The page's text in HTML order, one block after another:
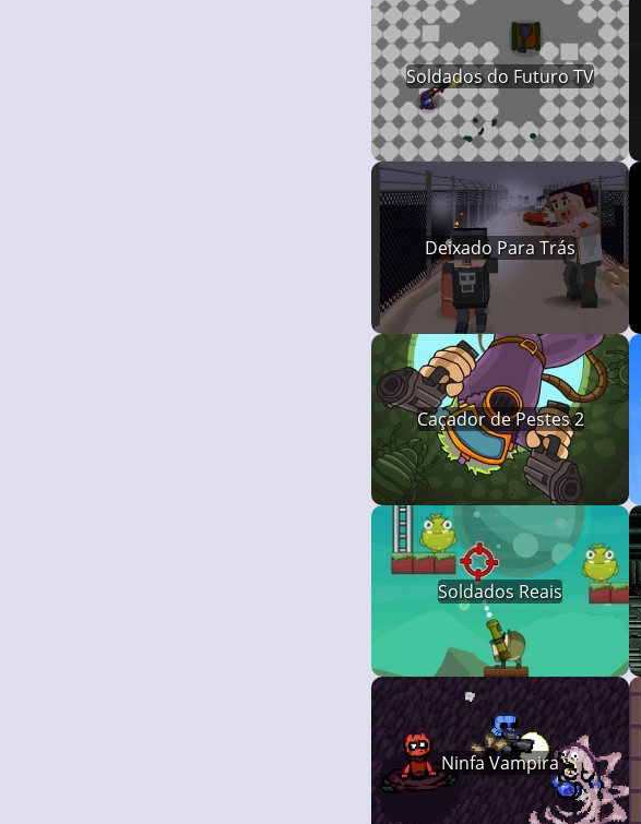
Soldados do Futuro TV
Deixado Para Trás
Caçador de Pestes 2
Soldados Reais
Ninfa Vampira